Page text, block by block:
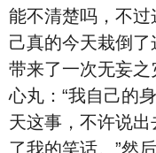
能不清楚吗，不
己真的今天栽倒
带来了一次无妄
心丸：“我自己的
天这事，不许说
了我的笑话。”然